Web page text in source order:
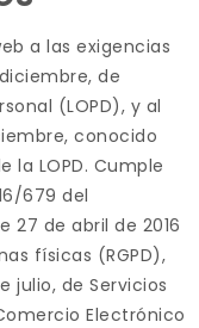
a las exigencias
de
(LOPD), y al
conocido
la LOPD. Cumple
679 del
27 de abril de 2016
físicas (RGPD),
julio, de Servicios
Electrónico